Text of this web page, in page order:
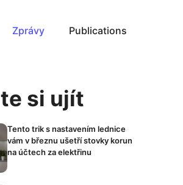
Zprávy Publications
si ujít
Tento trik s nastavením lednice
vám v březnu ušetří stovky korun
na účtech za elektřinu